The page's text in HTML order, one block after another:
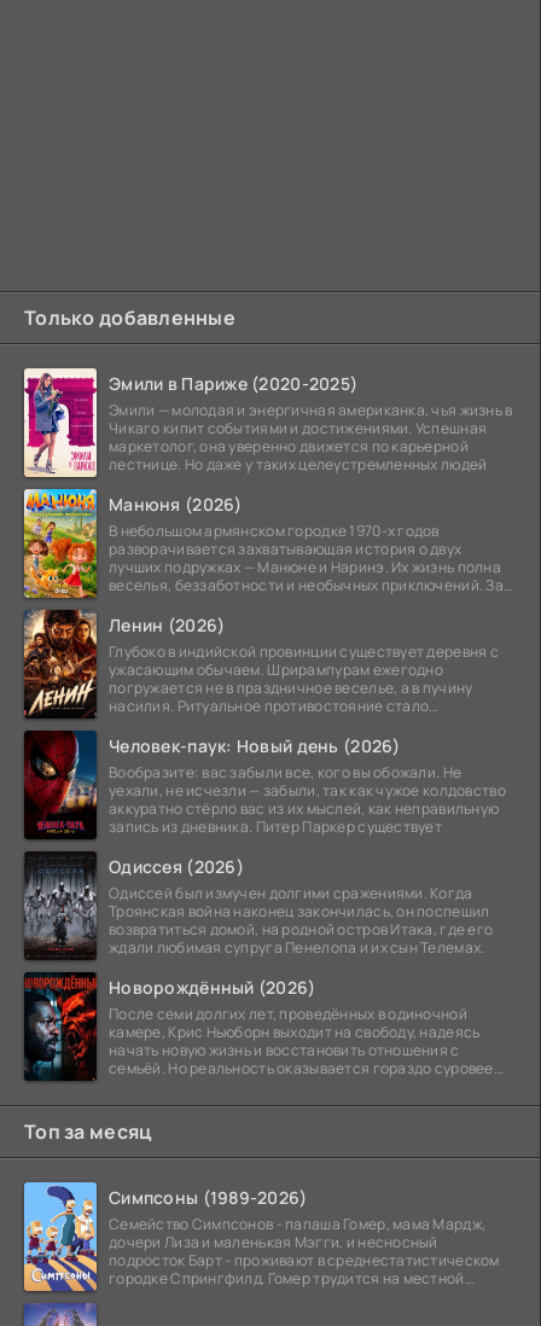
Только добавленные
Эмили в Париже (2020-2025)
Эмили — молодая и энергичная американка, чья жизнь в
Чикаго кипит событиями и достижениями. Успешная
маркетолог, она уверенно движется по карьерной
лестнице. Но даже у таких целеустремленных людей
Манюня (2026)
В небольшом армянском городке 1970-х годов
разворачивается захватывающая история о двух
лучших подружках — Манюне и Наринэ. Их жизнь полна
веселья, беззаботности и необычных приключений. За
Ленин (2026)
Глубоко в индийской провинции существует деревня с
ужасающим обычаем. Шрирампурам ежегодно
погружается не в праздничное веселье, а в пучину
насилия. Ритуальное противостояние стало
Человек-паук: Новый день (2026)
Вообразите: вас забыли все, кого вы обожали. Не
уехали, не исчезли — забыли, так как чужое колдовство
аккуратно стёрло вас из их мыслей, как неправильную
запись из дневника. Питер Паркер существует
Одиссея (2026)
Одиссей был измучен долгими сражениями. Когда
Троянская война наконец закончилась, он поспешил
возвратиться домой, на родной остров Итака, где его
ждали любимая супруга Пенелопа и их сын Телемах.
Новорождённый (2026)
После семи долгих лет, проведённых в одиночной
камере, Крис Ньюборн выходит на свободу, надеясь
начать новую жизнь и восстановить отношения с
семьёй. Но реальность оказывается гораздо суровее
Топ за месяц
Симпсоны (1989-2026)
Семейство Симпсонов - папаша Гомер, мама Мардж,
дочери Лиза и маленькая Мэгги, и несносный
подросток Барт - проживают в среднестатистическом
городке Спрингфилд. Гомер трудится на местной